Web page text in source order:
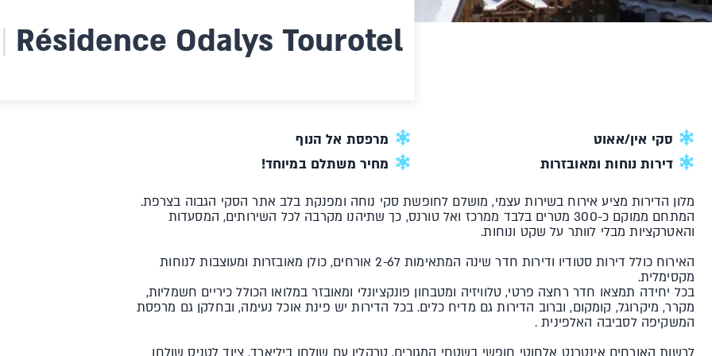
Résidence Odalys Tourotel
סקי אין/אאוט
מרפסת אל הנוף
דירות נוחות ומאובזרות
מחיר משתלם במיוחד!
מלון הדירות מציע אירוח בשירות עצמי, מושלם לחופשת סקי נוחה ומפנקת בלב אתר הסקי הגבוה בצרפת.
המתחם ממוקם כ-300 מטרים בלבד ממרכז ואל טורנס, כך שתיהנו מקרבה לכל השירותים, המסעדות
והאטרקציות מבלי לוותר על שקט ונוחות.
האירוח כולל דירות סטודיו ודירות חדר שינה המתאימות ל2-6 אורחים, כולן מאובזרות ומעוצבות לנוחות
מקסימלית.
בכל יחידה תמצאו חדר רחצה פרטי, טלוויזיה ומטבחון פונקציונלי ומאובזר במלואו הכולל כיריים חשמליות,
מקרר, מיקרוגל, קומקום, וברוב הדירות גם מדיח כלים. בכל הדירות יש פינת אוכל נעימה, ובחלקן גם מרפסת
המשקיפה לסביבה האלפינית .